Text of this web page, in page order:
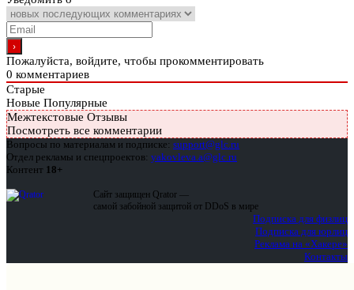
Пожалуйста, войдите, чтобы прокомментировать
0 комментариев
Старые
Новые Популярные
Межтекстовые Отзывы
Посмотреть все комментарии
Вопросы по материалам и подписке: support@glc.ru
Отдел рекламы и спецпроектов: yakovleva.a@glc.ru
Контент 18+
Сайт защищен Qrator —
самой забойной защитой от DDoS в мире
Подписка для физлиц
Подписка для юрлиц
Реклама на «Хакере»
Контакты